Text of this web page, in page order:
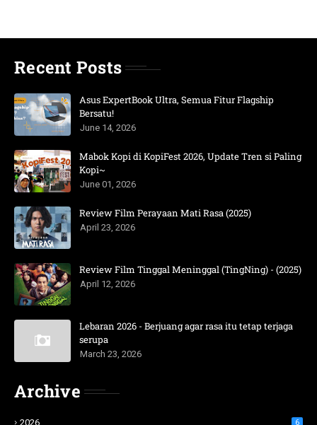
Recent Posts
Asus ExpertBook Ultra, Semua Fitur Flagship
Bersatu!
June 14, 2026
Mabok Kopi di KopiFest 2026, Update Tren si Paling
Kopi~
June 01, 2026
Review Film Perayaan Mati Rasa (2025)
April 23, 2026
Review Film Tinggal Meninggal (TingNing) - (2025)
April 12, 2026
Lebaran 2026 - Berjuang agar rasa itu tetap terjaga
serupa
March 23, 2026
Archive
2026 6